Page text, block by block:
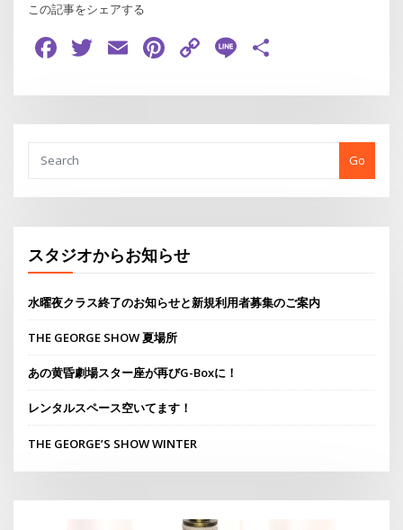
この記事をシェアする
Facebook
Twitter
EmailPinterest
Copy
Line
Go
スタジオからお知らせ
水曜夜クラス終了のお知らせと新規利用者募集のご案内
THE GEORGE SHOW 夏場所
あの黄昏劇場スター座が再びG-Boxに！
レンタルスペース空いてます！
THE GEORGE’S SHOW WINTER